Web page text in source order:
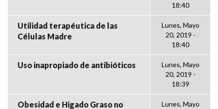
18:40
Utilidad terapéutica de las
Células Madre
Lunes, Mayo
20, 2019 -
18:40
Uso inapropiado de antibióticos
Lunes, Mayo
20, 2019 -
18:39
Obesidad e Higado Graso no
Lunes, Mayo